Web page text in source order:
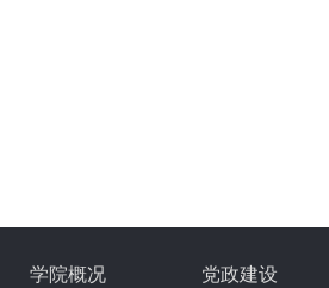
学院概况 党政建设